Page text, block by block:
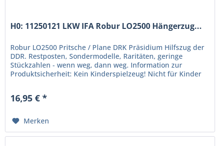
H0: 11250121 LKW IFA Robur LO2500 Hängerzug...
Robur LO2500 Pritsche / Plane DRK Präsidium Hilfszug der
DDR. Restposten, Sondermodelle, Raritäten, geringe
Stückzahlen - wenn weg, dann weg. Information zur
Produktsicherheit: Kein Kinderspielzeug! Nicht für Kinder
16,95 € *
Merken